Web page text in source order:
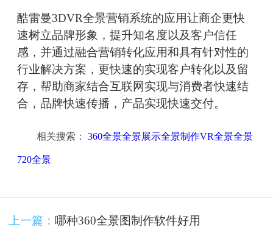
酷雷曼3DVR全景营销系统的应用让商企更快
速树立品牌形象，提升知名度以及客户信任
感，并通过融合营销转化应用和具有针对性的
行业解决方案，更快速的实现客户转化以及留
存，帮助商家结合互联网实现与消费者快速结
合，品牌快速传播，产品实现快速交付。
相关搜索： 360全景全景展示全景制作VR全景全景
720全景
上一篇： 哪种360全景图制作软件好用